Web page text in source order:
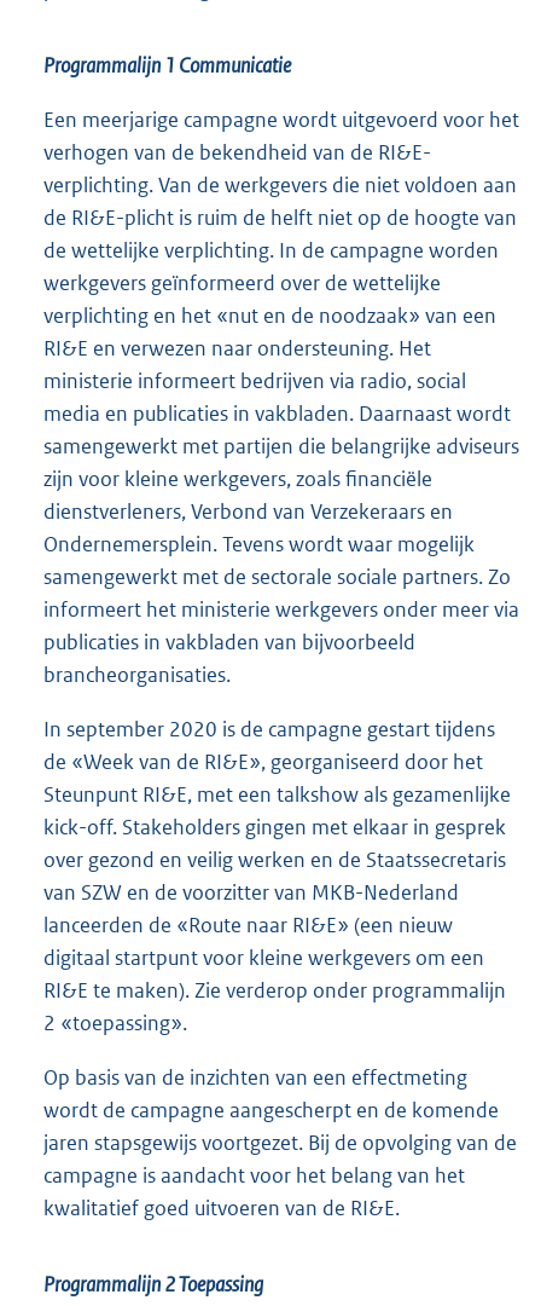
Programmalijn 1 Communicatie
Een meerjarige campagne wordt uitgevoerd voor het
verhogen van de bekendheid van de RI&E-
verplichting. Van de werkgevers die niet voldoen aan
de RI&E-plicht is ruim de helft niet op de hoogte van
de wettelijke verplichting. In de campagne worden
werkgevers geïnformeerd over de wettelijke
verplichting en het «nut en de noodzaak» van een
RI&E en verwezen naar ondersteuning. Het
ministerie informeert bedrijven via radio, social
media en publicaties in vakbladen. Daarnaast wordt
samengewerkt met partijen die belangrijke adviseurs
zijn voor kleine werkgevers, zoals financiële
dienstverleners, Verbond van Verzekeraars en
Ondernemersplein. Tevens wordt waar mogelijk
samengewerkt met de sectorale sociale partners. Zo
informeert het ministerie werkgevers onder meer via
publicaties in vakbladen van bijvoorbeeld
brancheorganisaties.
In september 2020 is de campagne gestart tijdens
de «Week van de RI&E», georganiseerd door het
Steunpunt RI&E, met een talkshow als gezamenlijke
kick-off. Stakeholders gingen met elkaar in gesprek
over gezond en veilig werken en de Staatssecretaris
van SZW en de voorzitter van MKB-Nederland
lanceerden de «Route naar RI&E» (een nieuw
digitaal startpunt voor kleine werkgevers om een
RI&E te maken). Zie verderop onder programmalijn
2 «toepassing».
Op basis van de inzichten van een effectmeting
wordt de campagne aangescherpt en de komende
jaren stapsgewijs voortgezet. Bij de opvolging van de
campagne is aandacht voor het belang van het
kwalitatief goed uitvoeren van de RI&E.
Programmalijn 2 Toepassing